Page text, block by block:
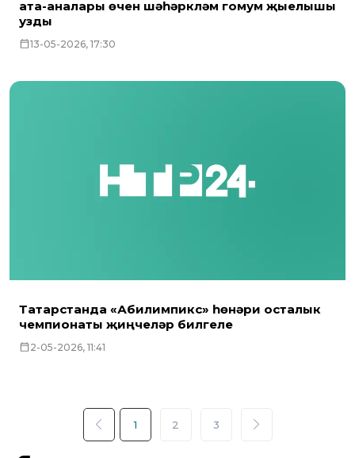
ата-аналары өчен шәһәркүләм гомум җыелышы
узды
13-05-2026, 17:30
Татарстанда «Абилимпикс» һөнәри осталык
чемпионаты җиңүчеләр билгеле
2-05-2026, 11:41
1 2 3